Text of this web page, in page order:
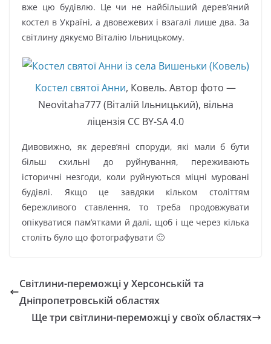
вже цю будівлю. Це чи не найбільший дерев’яний
костел в Україні, а двовежевих і взагалі лише два. За
світлину дякуємо Віталію Ільницькому.
Костел святої Анни, Ковель. Автор фото —
Neovitaha777 (Віталій Ільницький), вільна
ліцензія CC BY-SA 4.0
Дивовижно, як дерев’яні споруди, які мали б бути
більш схильні до руйнування, переживають
історичні незгоди, коли руйнуються міцні муровані
будівлі. Якщо це завдяки кільком століттям
бережливого ставлення, то треба продовжувати
опікуватися пам’ятками й далі, щоб і ще через кілька
століть було що фотографувати 🙂
Світлини-переможці у Херсонській та
Дніпропетровській областях
Ще три світлини-переможці у своїх областях